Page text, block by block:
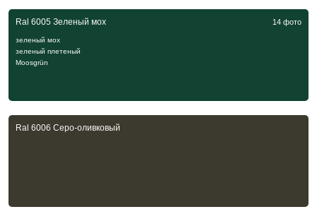
Ral 6005 Зеленый мох 14 фото
зеленый мох
зеленый плетеный
Moosgrün
Ral 6006 Серо-оливковый